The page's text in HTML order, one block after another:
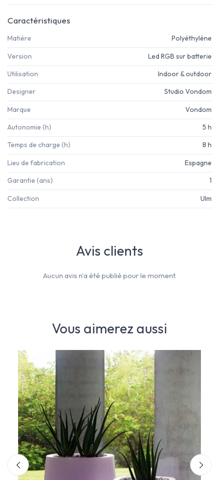
Caractéristiques
Matière Polyéthylène
Version Led RGB sur batterie
Utilisation Indoor & outdoor
Designer Studio Vondom
Marque Vondom
Autonomie (h) 5 h
Temps de charge (h) 8 h
Lieu de fabrication Espagne
Garantie (ans) 1
Collection Ulm
Vous aimerez aussi
Avis clients
Aucun avis n'a été publié pour le moment.